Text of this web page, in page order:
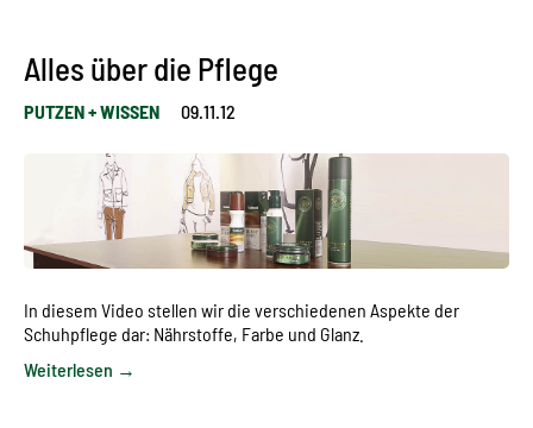
Alles über die Pflege
PUTZEN + WISSEN 09.11.12
In diesem Video stellen wir die verschiedenen Aspekte der
Schuhpflege dar: Nährstoffe, Farbe und Glanz.
Weiterlesen →